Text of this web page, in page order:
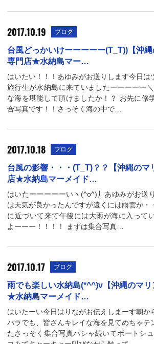
2017.10.19 ブログ
台風どっかいけーーーーー(T_T))【沖
専門店★水納島マー…
はいたい！！！あゆみがお送りします今日は
旅行生が水納島に来ていましたーーーーー
な海を堪能して頂けましたか！？ お先に修
合写真です！！さっそく海の中で…
2017.10.18 ブログ
台風の影響・・・(T_T)？？【沖縄のマ
店★水納島マーメイド…
はいたーーーーーいヽ(^o^)丿あゆみがお送
は天気が良かったんですが遠くには雨雲が・
に近づいて来て午後には大雨が海に入って
よーーー！！！！ まずは集合写真…
2017.10.17 ブログ
雨でも楽しい水納島(*^^)v【沖縄のマ
★水納島マーメイド…
はいたーい今日はりながお伝えしまーす朝か
パラでも、皆さんキレイな海を見てめちゃテ
たさっそく集合写真パシャ続いてボートシ